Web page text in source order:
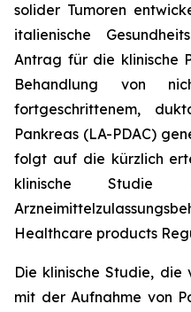
solider Tumoren
italienische
Antrag für die klinische
Behandlung von
fortgeschrittenem,
Pankreas (LA-PDAC)
folgt auf die kürzlich
klinische Studie
Healthcare products
Die klinische Studie, die
mit der Aufnahme von